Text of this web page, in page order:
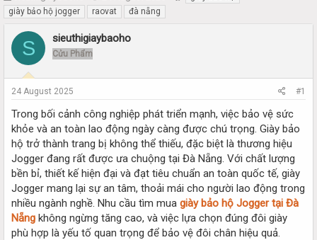
h
r
e
d
a
r
e
r
t
a
r
giày bảo hộ jogger
raovat đà nẵng
S sieuthigiaybaoho
Cửu Phẩm
24 August 2025 #1
Trong bối cảnh công nghiệp phát triển mạnh, việc bảo vệ sức
khỏe và an toàn lao động ngày càng được chú trọng. Giày bảo
hộ trở thành trang bị không thể thiếu, đặc biệt là thương hiệu
Jogger đang rất được ưa chuộng tại Đà Nẵng. Với chất lượng
bền bỉ, thiết kế hiện đại và đạt tiêu chuẩn an toàn quốc tế, giày
Jogger mang lại sự an tâm, thoải mái cho người lao động trong
nhiều ngành nghề. Nhu cầu tìm mua giày bảo hộ Jogger tại Đà
Nẵng không ngừng tăng cao, và việc lựa chọn đúng đôi giày
phù hợp là yếu tố quan trọng để bảo vệ đôi chân hiệu quả.